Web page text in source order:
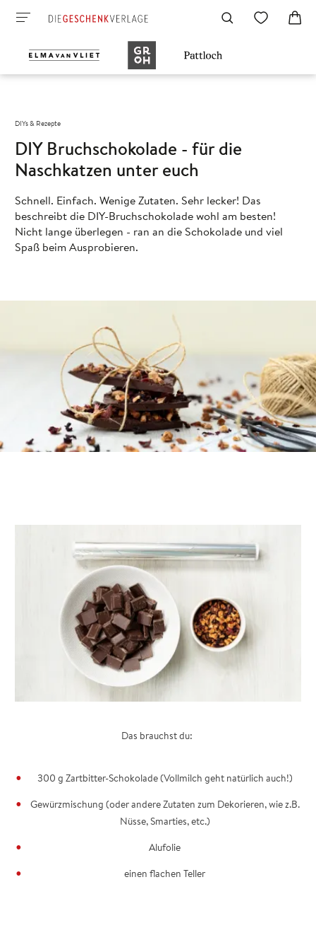
DIYs & Rezepte
DIY Bruchschokolade - für die
Naschkatzen unter euch
Schnell. Einfach. Wenige Zutaten. Sehr lecker! Das
beschreibt die DIY-Bruchschokolade wohl am besten!
Nicht lange überlegen - ran an die Schokolade und viel
Spaß beim Ausprobieren.
Das brauchst du:
300 g Zartbitter-Schokolade (Vollmilch geht natürlich auch!)
Gewürzmischung (oder andere Zutaten zum Dekorieren, wie z.B.
Nüsse, Smarties, etc.)
Alufolie
einen flachen Teller